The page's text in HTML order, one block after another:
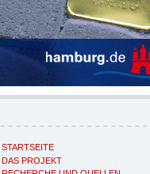
STARTSEITE
DAS PROJEKT